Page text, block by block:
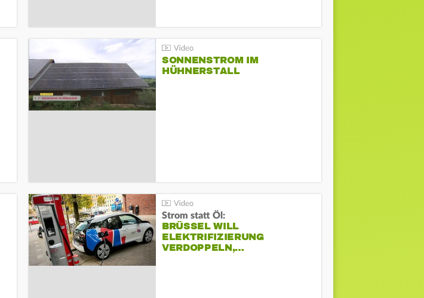
SONNENSTROM IM
HÜHNERSTALL
Strom statt Öl:
BRÜSSEL WILL
ELEKTRIFIZIERUNG
VERDOPPELN,…